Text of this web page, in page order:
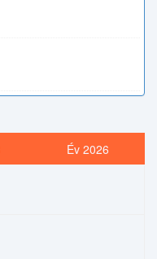
Év 2026